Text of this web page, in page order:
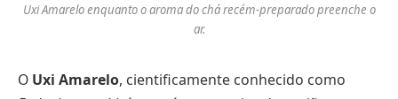
Uxi Amarelo enquanto o aroma do chá recém-preparado preenche o
ar.
O Uxi Amarelo, cientificamente conhecido como